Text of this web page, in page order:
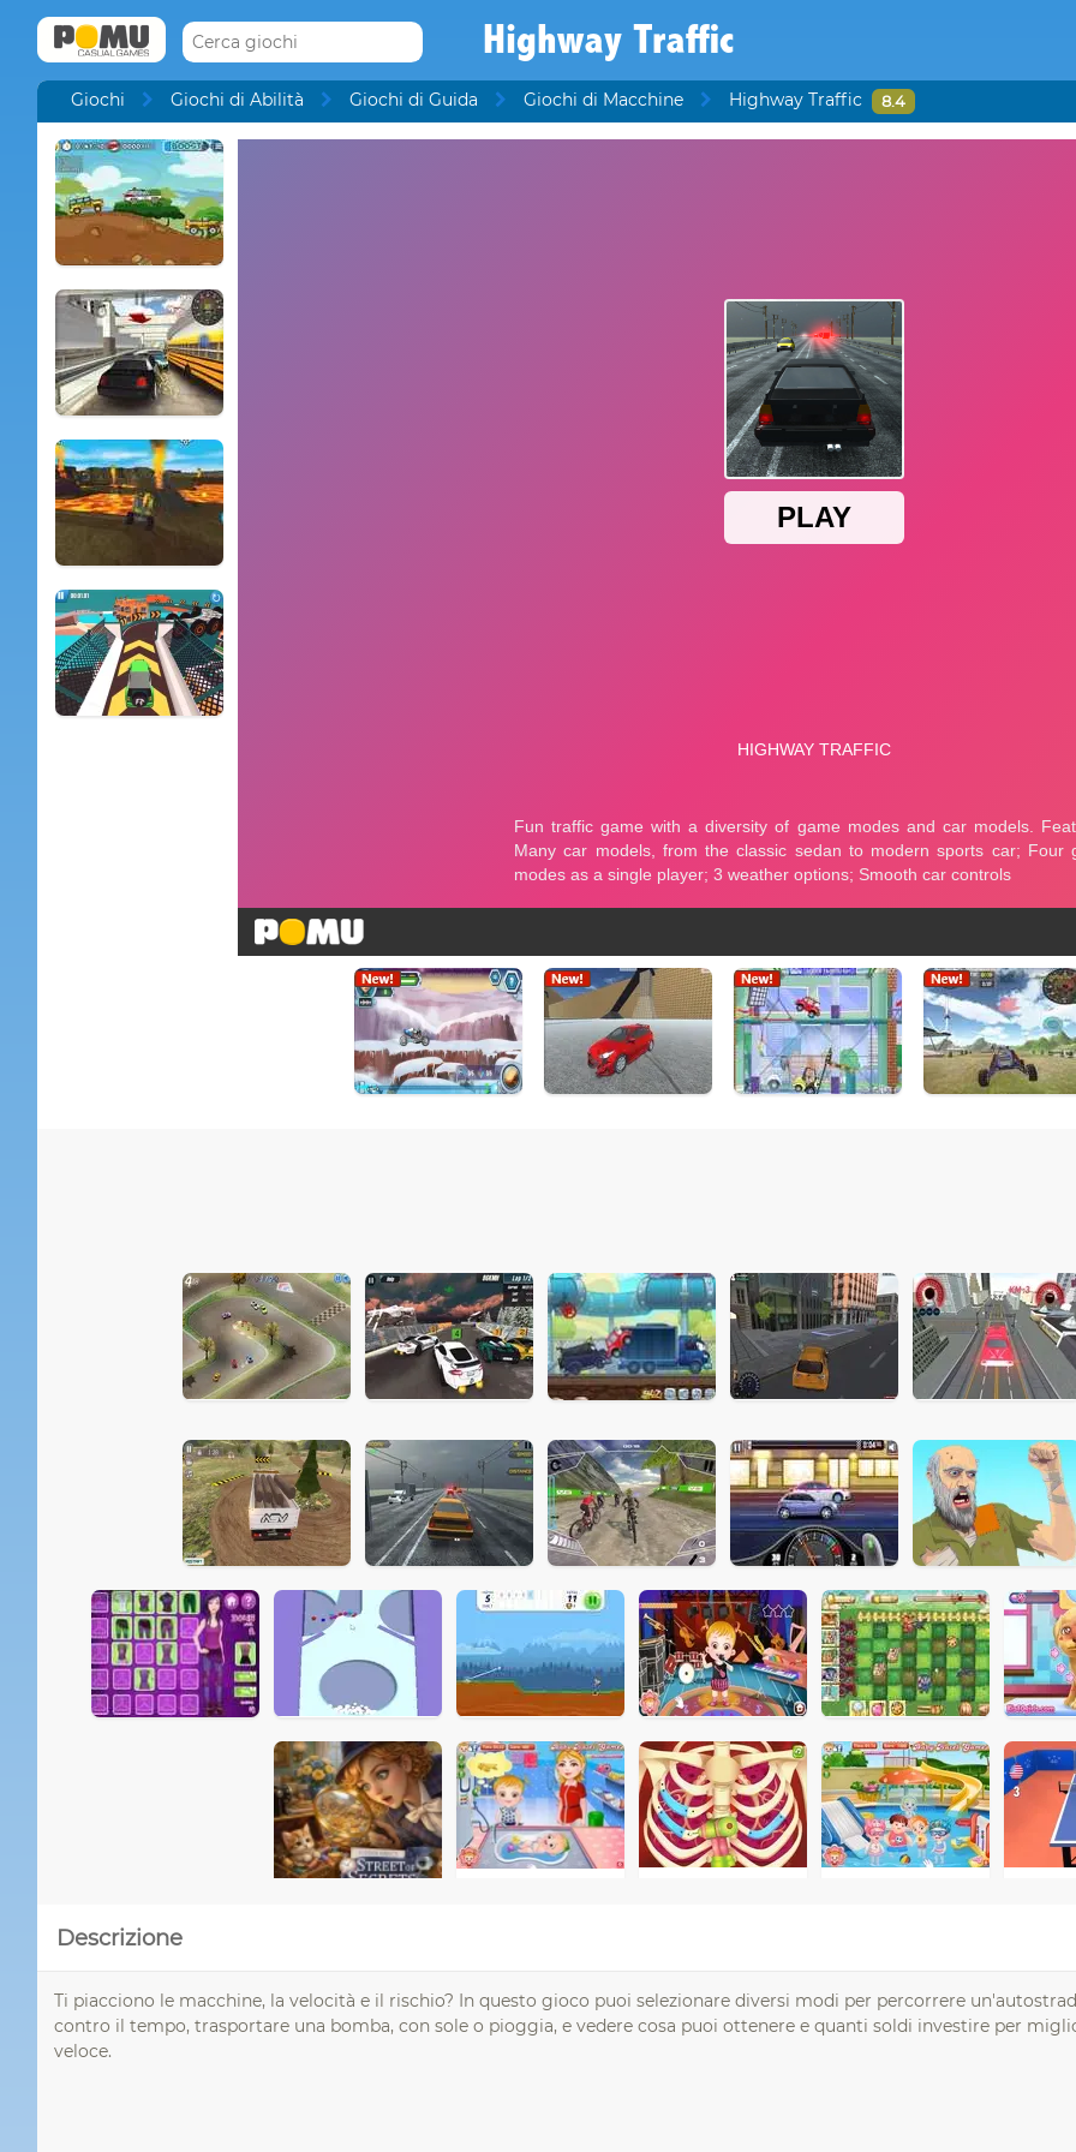
Highway Traffic
Giochi Giochi di Abilità Giochi di Guida Giochi di Macchine Highway Traffic 8.4
Descrizione
Ti piacciono le macchine, la velocità e il rischio? In questo gioco puoi selezionare diversi modi per percorrere
contro il tempo, trasportare una bomba, con sole o pioggia, e vedere cosa puoi ottenere e quanti soldi investire per
veloce.